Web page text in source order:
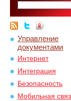
Управление
документами
Интернет
Интеграция
Безопасность
Мобильная